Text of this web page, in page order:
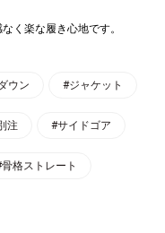
く楽な履き心地です。
ウン #ジャケット
注 #サイドゴア
格ストレート